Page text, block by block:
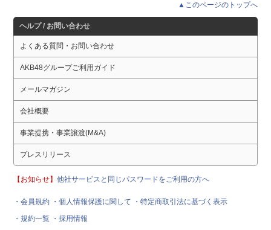
▲このページのトップへ
ヘルプ / お問い合わせ
よくある質問・お問い合わせ
AKB48グループご利用ガイド
メールマガジン
会社概要
事業提携・事業譲渡(M&A)
プレスリリース
【お知らせ】他社サービスと同じパスワードをご利用の方へ
・会員規約 ・個人情報保護に関して
・特定商取引法に基づく表示
・規約一覧 ・採用情報